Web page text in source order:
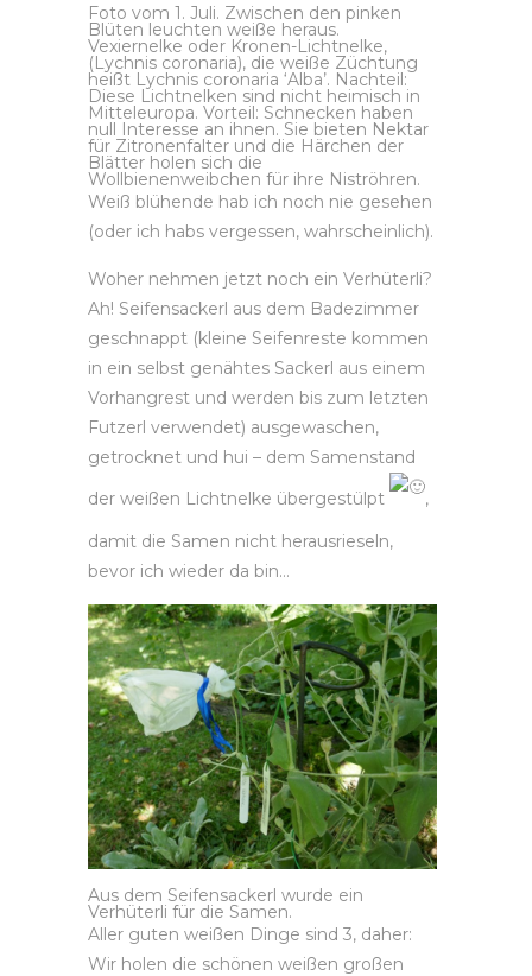
Foto vom 1. Juli. Zwischen den pinken
Blüten leuchten weiße heraus.
Vexiernelke oder Kronen-Lichtnelke,
(Lychnis coronaria), die weiße Züchtung
heißt Lychnis coronaria ‘Alba’. Nachteil:
Diese Lichtnelken sind nicht heimisch in
Mitteleuropa. Vorteil: Schnecken haben
null Interesse an ihnen. Sie bieten Nektar
für Zitronenfalter und die Härchen der
Blätter holen sich die
Wollbienenweibchen für ihre Niströhren.
Weiß blühende hab ich noch nie gesehen
(oder ich habs vergessen, wahrscheinlich).
Woher nehmen jetzt noch ein Verhüterli?
Ah! Seifensackerl aus dem Badezimmer
geschnappt (kleine Seifenreste kommen
in ein selbst genähtes Sackerl aus einem
Vorhangrest und werden bis zum letzten
Futzerl verwendet) ausgewaschen,
getrocknet und hui – dem Samenstand
der weißen Lichtnelke übergestülpt
,
damit die Samen nicht herausrieseln,
bevor ich wieder da bin…
Aus dem Seifensackerl wurde ein
Verhüterli für die Samen.
Aller guten weißen Dinge sind 3, daher:
Wir holen die schönen weißen großen